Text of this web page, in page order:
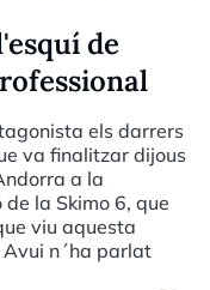
de
els darrers
va finalitzar dijous
a la
la Skimo 6, que
viu aquesta
n´ha parlat